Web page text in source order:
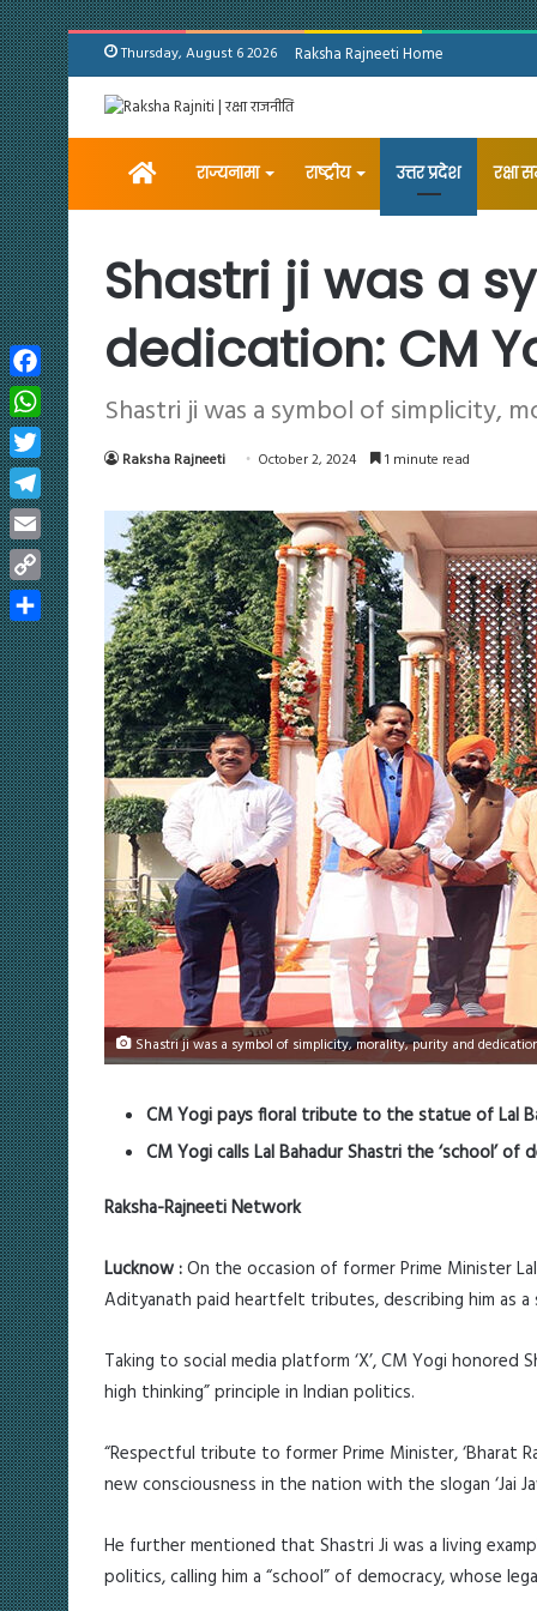
Thursday, August 6 2026 Raksha Rajneeti Home
Homeराज्यनामा राष्ट्रीय उत्तर प्रदेश रक्षा
Shastri ji was a
dedication: CM
Shastri ji was a symbol of simplicity,
Raksha Rajneeti October 2, 2024 1 minute read
Shastri ji was a symbol of simplicity, morality, purity and
CM Yogi pays floral tribute to the statue of Lal
CM Yogi calls Lal Bahadur Shastri the ‘school’ of
Raksha-Rajneeti Network
Lucknow :On the occasion of former Prime Minister
Adityanath paid heartfelt tributes, describing him as
Taking to social media platform ‘X’, CM Yogi
high thinking” principle in Indian politics.
“Respectful tribute to former Prime Minister, ‘Bharat
new consciousness in the nation with the slogan ‘Jai
He further mentioned that Shastri Ji was a living
politics, calling him a “school” of democracy, whose
Facebook
WhatsApp
Twitter
Telegram
Email
Copy
Link
Share